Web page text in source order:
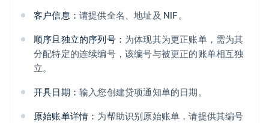
客户信息： 请提供全名、地址及 NIF。
顺序且独立的序列号： 为体现其为更正账单，需为其
分配特定的连续编号，该编号与被更正的账单相互独
立。
开具日期： 输入您创建贷项通知单的日期。
原始账单详情： 为帮助识别原始账单，请提供其编号